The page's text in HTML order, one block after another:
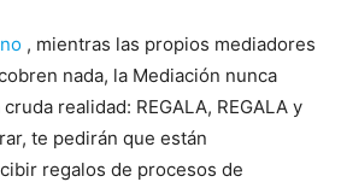
, mientras las propios mediadores
nada, la Mediación nunca
realidad: REGALA, REGALA y
te pedirán que están
regalos de procesos de